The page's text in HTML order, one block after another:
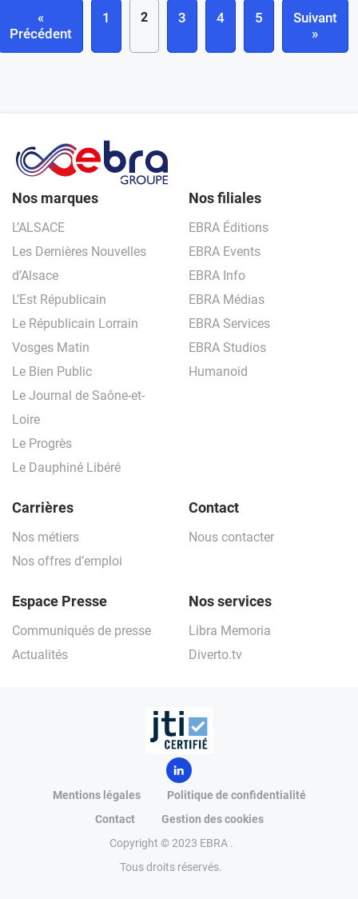
«
Précédent
1 2 3 4 5
Suivant
»
Nos marques
L’ALSACE
Les Dernières Nouvelles
d’Alsace
L’Est Républicain
Le Républicain Lorrain
Vosges Matin
Le Bien Public
Le Journal de Saône-et-
Loire
Le Progrès
Le Dauphiné Libéré
Nos filiales
EBRA Éditions
EBRA Events
EBRA Info
EBRA Médias
EBRA Services
EBRA Studios
Humanoid
Carrières
Nos métiers
Nos offres d’emploi
Espace Presse
Communiqués de presse
Actualités
Contact
Nous contacter
Nos services
Libra Memoria
Diverto.tv
Copyright © 2023 EBRA .
Tous droits réservés.
Mentions légales
Politique de confidentialité
Contact
Gestion des cookies